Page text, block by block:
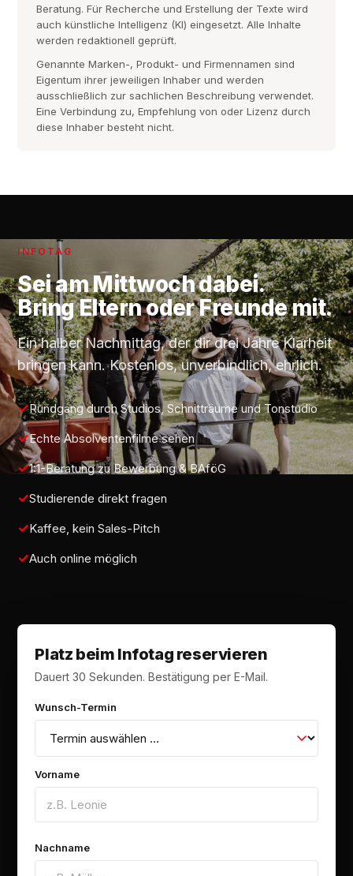
Beratung. Für Recherche und Erstellung der Texte wird
auch künstliche Intelligenz (KI) eingesetzt. Alle Inhalte
werden redaktionell geprüft.
Genannte Marken-, Produkt- und Firmennamen sind
Eigentum ihrer jeweiligen Inhaber und werden
ausschließlich zur sachlichen Beschreibung verwendet.
Eine Verbindung zu, Empfehlung von oder Lizenz durch
diese Inhaber besteht nicht.
INFOTAG
Sei amMittwochdabei.
Bring Eltern oder Freunde mit.
Ein halber Nachmittag, der dir drei Jahre Klarheit
bringen kann. Kostenlos, unverbindlich, ehrlich.
Rundgang durch Studios, Schnitträume und Tonstudio
Echte Absolventenfilme sehen
1:1-Beratung zu Bewerbung & BAföG
Studierende direkt fragen
Kaffee, kein Sales-Pitch
Auch online möglich
Platz beim Infotag reservieren
Dauert 30 Sekunden. Bestätigung per E-Mail.
Wunsch-Termin
Vorname
Nachname